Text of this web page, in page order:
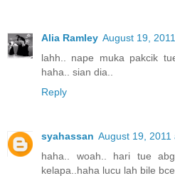
Alia Ramley August 19,
lahh.. nape muka pakcik
haha.. sian dia..
Reply
syahassan August 19, 2011
haha.. woah.. hari tue
kelapa..haha lucu lah bile